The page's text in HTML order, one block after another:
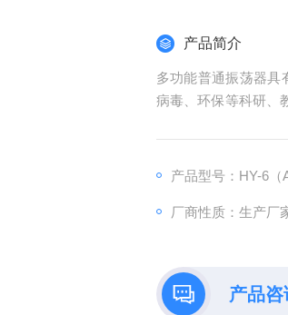
产品简介
多功能普通振荡器具
病毒、环保等科研、
产品型号：HY-6（A
厂商性质：生产厂
产品咨